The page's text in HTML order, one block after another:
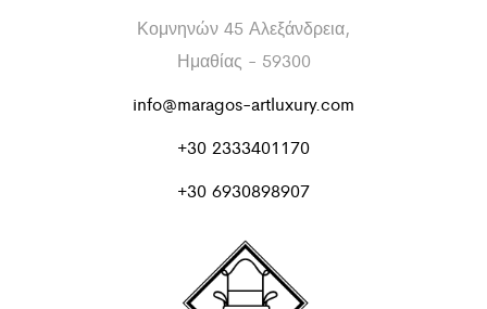
Κομνηνών 45 Αλεξάνδρεια,
Ημαθίας - 59300
info@maragos-artluxury.com
+30 2333401170
+30 6930898907